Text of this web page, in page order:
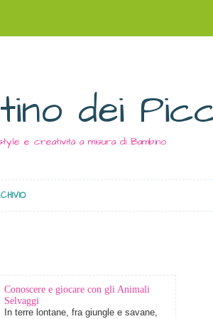
dei
e creatività a misura di Bambino
Conoscere e giocare con gli Animali
Selvaggi
In terre lontane, fra giungle e savane,